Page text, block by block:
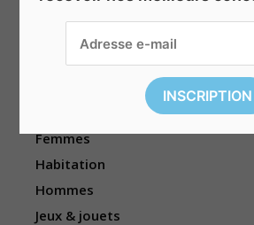
Électronique
Femmes
Habitation
Hommes
Jeux & jouets